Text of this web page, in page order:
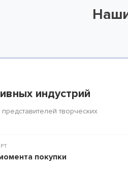
индустрий
творческих
покупки